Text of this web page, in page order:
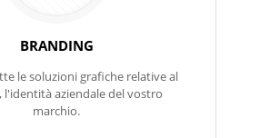
BRANDING
le soluzioni grafiche relative al
l'identità aziendale del vostro
marchio.